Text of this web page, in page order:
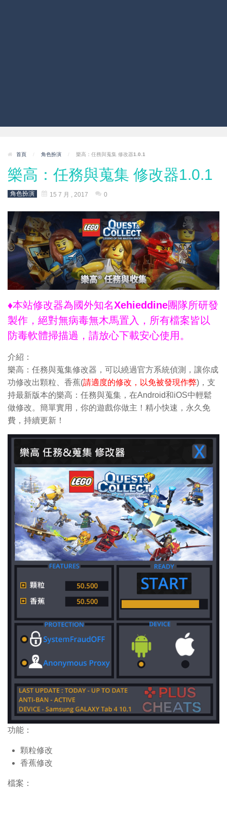
首頁 / 角色扮演 / 樂高：任務與蒐集 修改器1.0.1
樂高：任務與蒐集 修改器1.0.1
角色扮演 15 7 月 , 2017 0
♦本站修改器為國外知名Xehieddine團隊所研發
製作，絕對無病毒無木馬置入，所有檔案皆以
防毒軟體掃描過，請放心下載安心使用。
介紹：
樂高：任務與蒐集修改器，可以繞過官方系統偵測，讓你成
功修改出顆粒、香蕉(請適度的修改，以免被發現作弊)，支
持最新版本的樂高：任務與蒐集，在Android和iOS中輕鬆
做修改。簡單實用，你的遊戲你做主！精小快速，永久免
費，持續更新！
功能：
顆粒修改
香蕉修改
檔案：